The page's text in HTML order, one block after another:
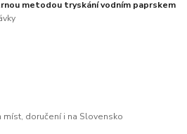
metodou tryskání vodním paprskem
míst, doručení i na Slovensko